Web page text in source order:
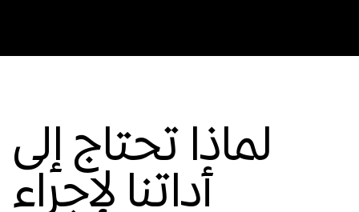
لماذا تحتاج إلى
أداتنا لإجراء